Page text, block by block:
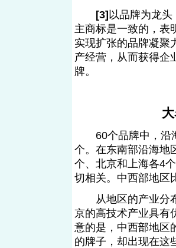
[3] 以品牌为龙
主商标是一致的，表
实现扩张的品牌凝聚
产经营，从而获得企
牌。
60个品牌中，沿海
个。在东南部沿海地
个、北京和上海各4
切相关。中西部地区
从地区的产业分布
京的高技术产业具有
意的是，中西部地区
的牌子，却出现在这